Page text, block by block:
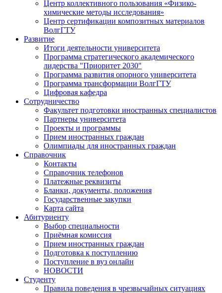
Центр коллективного пользования «Физико-
химические методы исследования»
Центр сертификации композитных материалов
ВолгГТУ
Развитие
Итоги деятельности университета
Программа стратегического академического
лидерства "Приоритет 2030"
Программа развития опорного университета
Программа трансформации ВолгГТУ
Цифровая кафедра
Сотрудничество
Факультет подготовки иностранных специалистов
Партнеры университета
Проекты и программы
Прием иностранных граждан
Олимпиады для иностранных граждан
Справочник
Контакты
Справочник телефонов
Платежные реквизиты
Бланки, документы, положения
Государственные закупки
Карта сайта
Абитуриенту
Выбор специальности
Приёмная комиссия
Прием иностранных граждан
Подготовка к поступлению
Поступление в вуз онлайн
НОВОСТИ
Студенту
Правила поведения в чрезвычайных ситуациях